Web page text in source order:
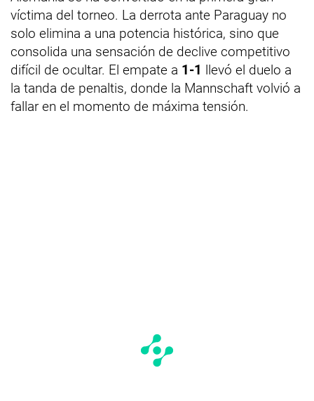
víctima del torneo. La derrota ante Paraguay no
solo elimina a una potencia histórica, sino que
consolida una sensación de declive competitivo
difícil de ocultar. El empate a 1-1 llevó el duelo a
la tanda de penaltis, donde la Mannschaft volvió a
fallar en el momento de máxima tensión.